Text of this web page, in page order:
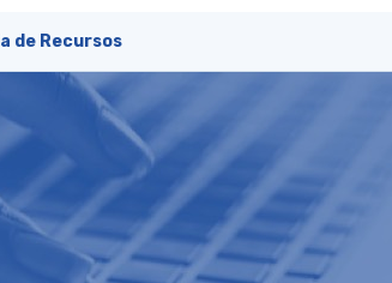
de Recursos